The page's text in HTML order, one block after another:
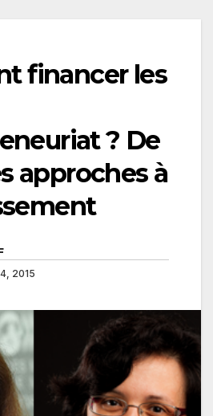
financer les
? De
approches à
2015